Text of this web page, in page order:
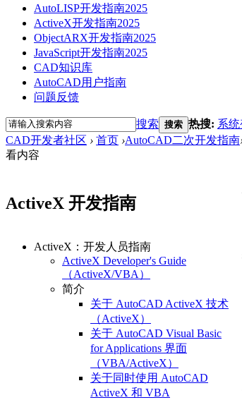
AutoLISP开发指南2025
ActiveX开发指南2025
ObjectARX开发指南2025
JavaScript开发指南2025
CAD知识库
AutoCAD用户指南
问题反馈
搜索 搜索 热搜: 系
CAD开发者社区 › 首页 ›AutoCAD二次开发指南
看内容
ActiveX 开发指南
ActiveX：开发人员指南
ActiveX Developer's Guide
（ActiveX/VBA）
简介
关于 AutoCAD ActiveX 技术
（ActiveX）
关于 AutoCAD Visual Basic
for Applications 界面
（VBA/ActiveX）
关于同时使用 AutoCAD
ActiveX 和 VBA